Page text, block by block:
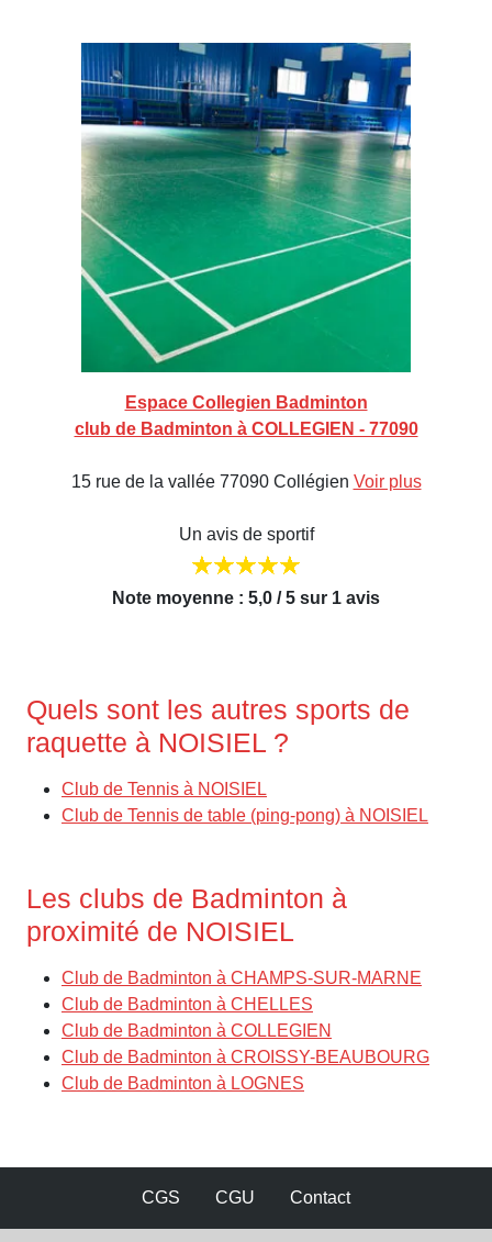
Espace Collegien Badminton
club de Badminton à COLLEGIEN - 77090
15 rue de la vallée 77090 Collégien Voir plus
Un avis de sportif
Note moyenne : 5,0 / 5 sur 1 avis
Quels sont les autres sports de
raquette à NOISIEL ?
Club de Tennis à NOISIEL
Club de Tennis de table (ping-pong) à NOISIEL
Les clubs de Badminton à
proximité de NOISIEL
Club de Badminton à CHAMPS-SUR-MARNE
Club de Badminton à CHELLES
Club de Badminton à COLLEGIEN
Club de Badminton à CROISSY-BEAUBOURG
Club de Badminton à LOGNES
CGS CGU Contact